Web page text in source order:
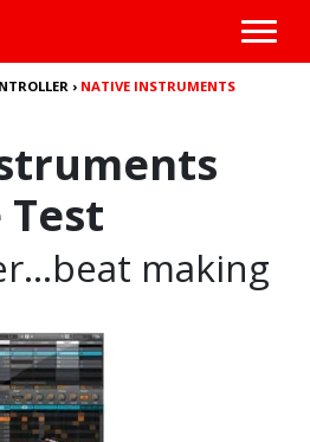
› NATIVE INSTRUMENTS
making